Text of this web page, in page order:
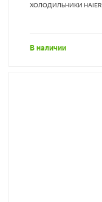
ХОЛОДИЛЬНИКИ HAIER
В наличии